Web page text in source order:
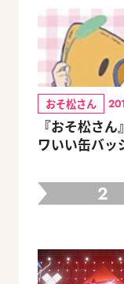
おそ松さん
『おそ松さ
ワいい缶バッ
2